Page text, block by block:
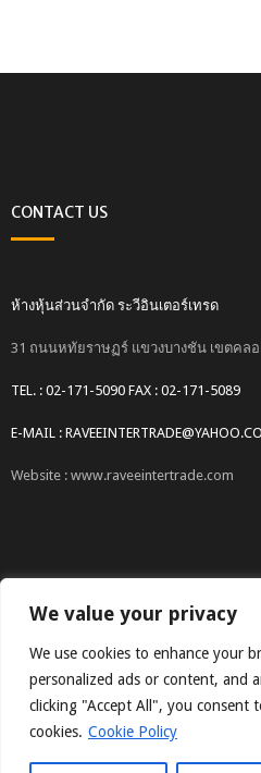
We value your privacy
We use cookies to enhance your
personalized ads or content, and
clicking "Accept All", you consent
cookies. Cookie Policy
CONTACT US
ห้างหุ้นส่วนจำกัด ระวีอินเตอร์เทรด
31 ถนนหทัยราษฏร์ แขวงบางชัน เขตคล
TEL. : 02-171-5090 FAX : 02-171-5089
E-MAIL :
Website : www.raveeintertrade.com
COPYRIGHT © 2017